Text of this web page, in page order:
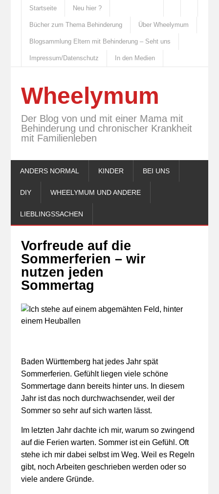
Startseite Neu hier ?
Bücher zum Thema Behinderung Über Wheelymum
Blogsammlung Eltern mit Behinderung – Seht uns
Impressum/Datenschutz In den Medien
Wheelymum
Der Blog von und mit einer Mama mit
Behinderung und chronischer Krankheit
mit Familienleben
ANDERS NORMAL KINDER BEI UNS
DIY WHEELYMUM UND ANDERE
LIEBLINGSSACHEN
Vorfreude auf die
Sommerferien – wir
nutzen jeden
Sommertag
Baden Württemberg hat jedes Jahr spät
Sommerferien. Gefühlt liegen viele schöne
Sommertage dann bereits hinter uns. In diesem
Jahr ist das noch durchwachsender, weil der
Sommer so sehr auf sich warten lässt.
Im letzten Jahr dachte ich mir, warum so zwingend
auf die Ferien warten. Sommer ist ein Gefühl. Oft
stehe ich mir dabei selbst im Weg. Weil es Regeln
gibt, noch Arbeiten geschrieben werden oder so
viele andere Gründe.